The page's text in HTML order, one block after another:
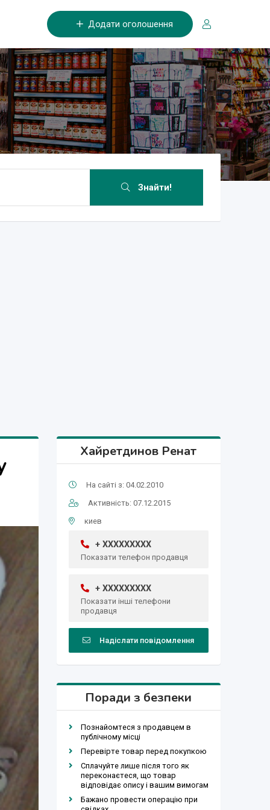
Додати оголошення
Знайти!
Хайретдинов Ренат
На сайті з: 04.02.2010
Активність: 07.12.2015
киев
+ XXXXXXXXX
Показати телефон продавця
+ XXXXXXXXX
Показати інші телефони
продавця
Надіслати повідомлення
Поради з безпеки
Познайомтеся з продавцем в
публічному місці
Перевірте товар перед покупкою
Сплачуйте лише після того як
переконаєтеся, що товар
відповідає опису і вашим вимогам
Бажано провести операцію при